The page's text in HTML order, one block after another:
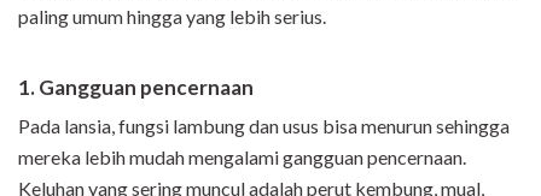
paling umum hingga yang lebih serius.
1. Gangguan pencernaan
Pada lansia, fungsi lambung dan usus bisa menurun sehingga
mereka lebih mudah mengalami gangguan pencernaan.
Keluhan yang sering muncul adalah perut kembung, mual,